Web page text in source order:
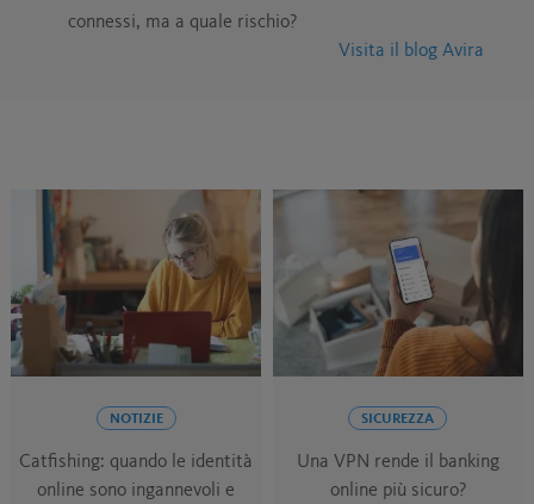
connessi, ma a quale rischio?
Visita il blog Avira
NOTIZIE
Catfishing: quando le identità
online sono ingannevoli e
SICUREZZA
Una VPN rende il banking
online più sicuro?